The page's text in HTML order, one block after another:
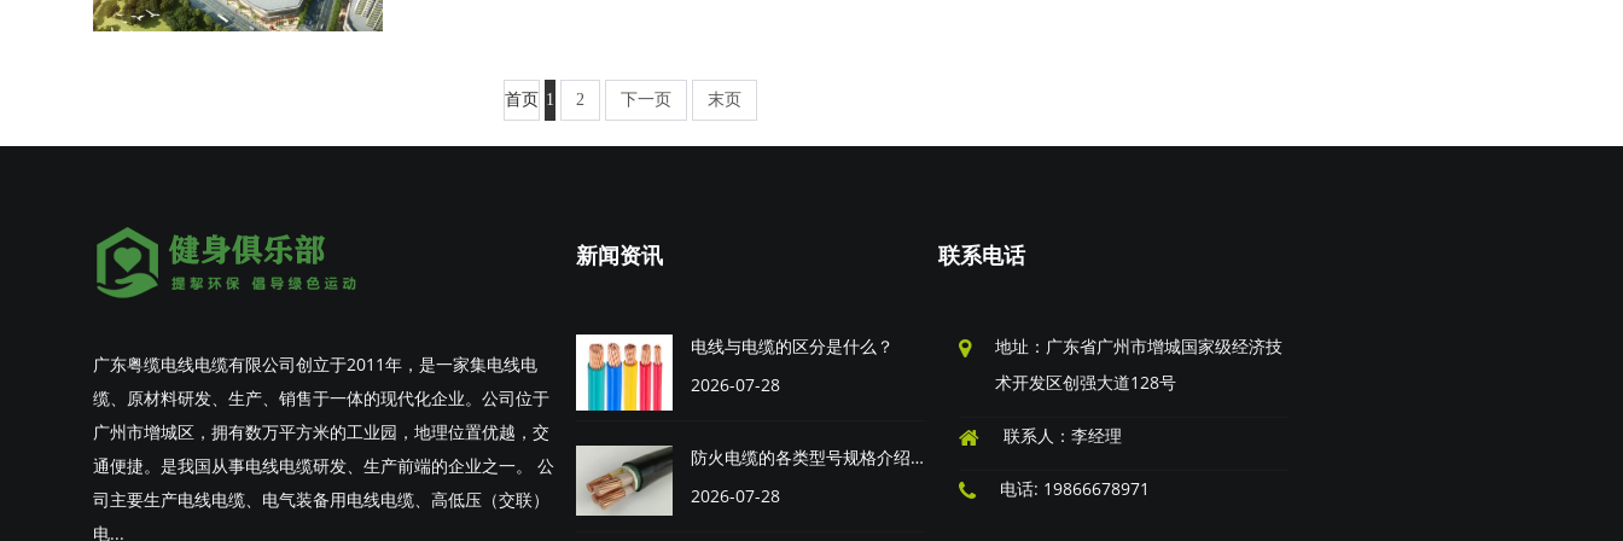
首页 1 2 下一页 末页
广东粤缆电线电缆有限公司创立于2011年，是一家集电线电
缆、原材料研发、生产、销售于一体的现代化企业。公司位于
广州市增城区，拥有数万平方米的工业园，地理位置优越，交
通便捷。是我国从事电线电缆研发、生产前端的企业之一。 公
司主要生产电线电缆、电气装备用电线电缆、高低压（交联）
电...
新闻资讯
电线与电缆的区分是什么？
2026-07-28
防火电缆的各类型号规格介绍和选型指南
2026-07-28
联系电话
地址：广东省广州市增城国家级经济技
术开发区创强大道128号
联系人：李经理
电话: 19866678971